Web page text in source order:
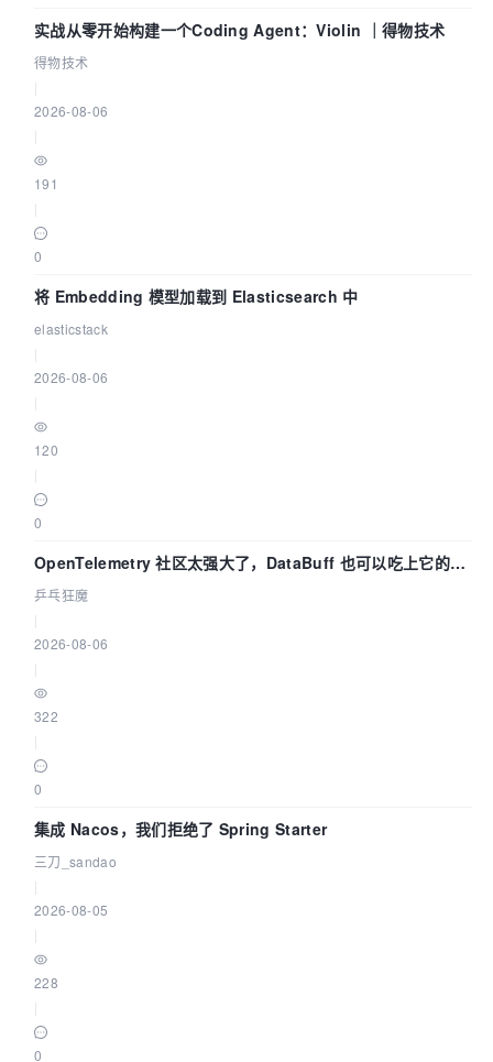
实战从零开始构建一个Coding Agent：Violin ｜得物技术
得物技术
2026-08-06
191
0
将 Embedding 模型加载到 Elasticsearch 中
elasticstack
2026-08-06
120
0
OpenTelemetry 社区太强大了，DataBuff 也可以吃上它的
eBPF 链路了
乒乓狂魔
2026-08-06
322
0
集成 Nacos，我们拒绝了 Spring Starter
三刀_sandao
2026-08-05
228
0